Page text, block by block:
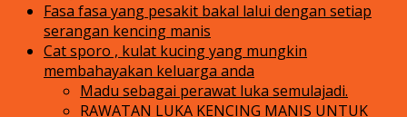
Fasa fasa yang pesakit bakal lalui dengan setiap
serangan kencing manis
Cat sporo , kulat kucing yang mungkin
membahayakan keluarga anda
Madu sebagai perawat luka semulajadi.
RAWATAN LUKA KENCING MANIS UNTUK